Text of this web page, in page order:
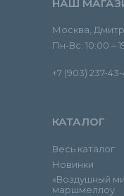
КАТАЛОГ
НАШ
Москва,
Пн-Вс: 10:00 –
+7 (903) 237-
Новинки
Весь каталог
«Воздушный
маршмеллоу